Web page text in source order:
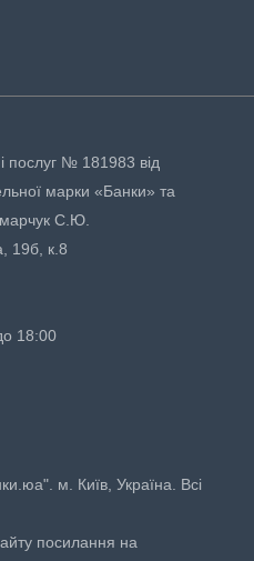
послуг № 181983 від
марки «Банки» та
С.Ю.
19б, к.8
18:00
м. Київ, Україна. Всі
посилання на